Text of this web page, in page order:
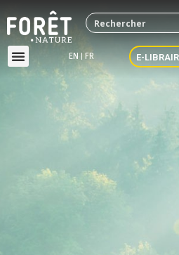
EN FR E-